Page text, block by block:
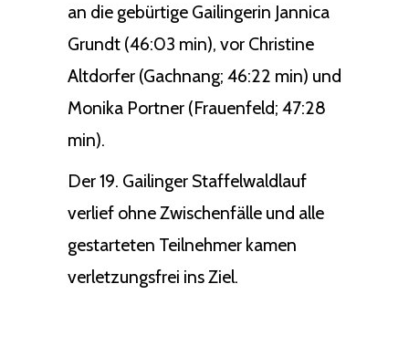
an die gebürtige Gailingerin Jannica
Grundt (46:03 min), vor Christine
Altdorfer (Gachnang; 46:22 min) und
Monika Portner (Frauenfeld; 47:28
min).
Der 19. Gailinger Staffelwaldlauf
verlief ohne Zwischenfälle und alle
gestarteten Teilnehmer kamen
verletzungsfrei ins Ziel.